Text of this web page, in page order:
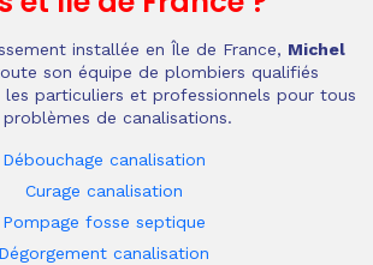
installée en Île de France, Michel
son équipe de plombiers qualifiés
les particuliers et professionnels pour tous
de canalisations.
Débouchage canalisation
Curage canalisation
Pompage fosse septique
Dégorgement canalisation